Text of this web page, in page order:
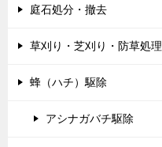
庭石処分・撤去
草刈り・芝刈り・防草処理
蜂（ハチ）駆除
アシナガバチ駆除